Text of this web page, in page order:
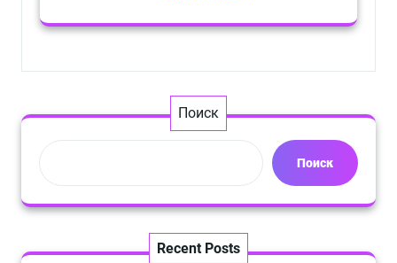
Поиск
Поиск
Recent Posts